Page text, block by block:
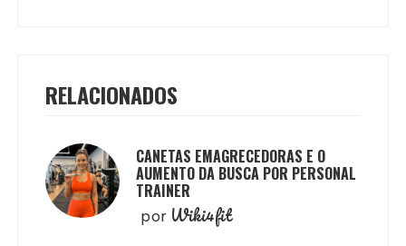
RELACIONADOS
CANETAS EMAGRECEDORAS E O
AUMENTO DA BUSCA POR PERSONAL
TRAINER
por Wiki4fit